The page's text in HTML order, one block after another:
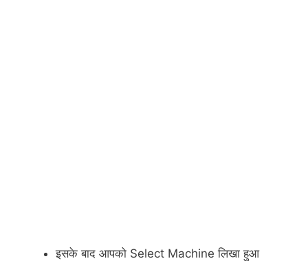
इसके बाद आपको Select Machine लिखा हुआ